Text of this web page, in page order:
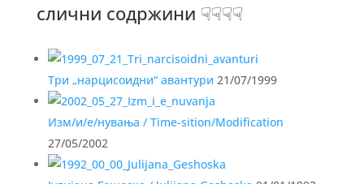
слични содржини ☟☟☟☟
Три „нарцисоидни“ авантури 21/07/1999
Изм/и/е/нувања / Time-sition/Modification
27/05/2002